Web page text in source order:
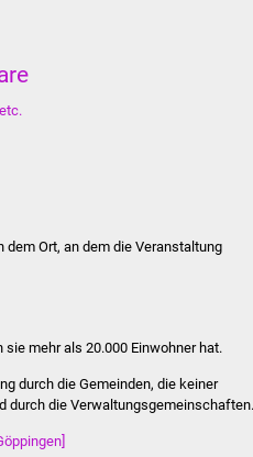
Ort, an dem die Veranstaltung
mehr als 20.000 Einwohner hat.
durch die Gemeinden, die keiner
durch die Verwaltungsgemeinschaften.